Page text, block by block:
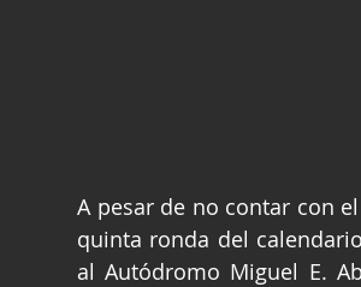
A pesar de no contar con
quinta ronda del
al Autódromo Miguel E.